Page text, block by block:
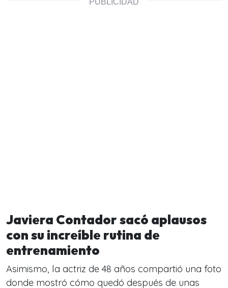
Javiera Contador sacó aplausos
con su increíble rutina de
entrenamiento
Asimismo, la actriz de 48 años compartió una foto
donde mostró cómo quedó después de unas